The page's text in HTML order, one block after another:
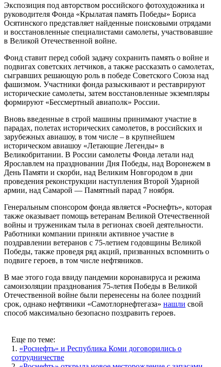
Экспозиция под авторством российского фотохудожника и
руководителя Фонда «Крылатая память Победы» Бориса
Осятинского представляет найденные поисковыми отрядами
и восстановленные специалистами самолеты, участвовавшие
в Великой Отечественной войне.
Фонд ставит перед собой задачу сохранить память о войне и
подвигах советских летчиков, а также рассказать о самолетах,
сыгравших решающую роль в победе Советского Союза над
фашизмом. Участники фонда разыскивают и реставрируют
исторические самолеты, затем восстановленные экземпляры
формируют «Бессмертный авиаполк» России.
Вновь введенные в строй машины принимают участие в
парадах, полетах исторических самолетов, в российских и
зарубежных авиашоу, в том числе – в крупнейшем
историческом авиашоу «Летающие Легенды» в
Великобритании. В России самолеты Фонда летали над
Ярославлем на праздновании Дня Победы, над Воронежем в
День Памяти и скорби, над Великим Новгородом в дни
проведения реконструкции наступления Второй Ударной
армии, над Самарой — Памятный парад 7 ноября.
Генеральным спонсором фонда является «Роснефть», которая
также оказывает помощь ветеранам Великой Отечественной
войны и труженикам тыла в регионах своей деятельности.
Работники компании приняли активное участие в
поздравлении ветеранов с 75-летием годовщины Великой
Победы, также проведя ряд акций, призванных вспомнить о
подвиге героев, в том числе нефтяников.
В мае этого года ввиду пандемии коронавируса и режима
самоизоляции празднования 75-летия Победы в Великой
Отечественной войне были перенесены на более поздний
срок, однако нефтяники «Самотлорнефтегаза» нашли свой
способ максимально безопасно поздравить героев.
Еще по теме:
1. «Роснефть» и Республика Коми договорились о
сотрудничестве